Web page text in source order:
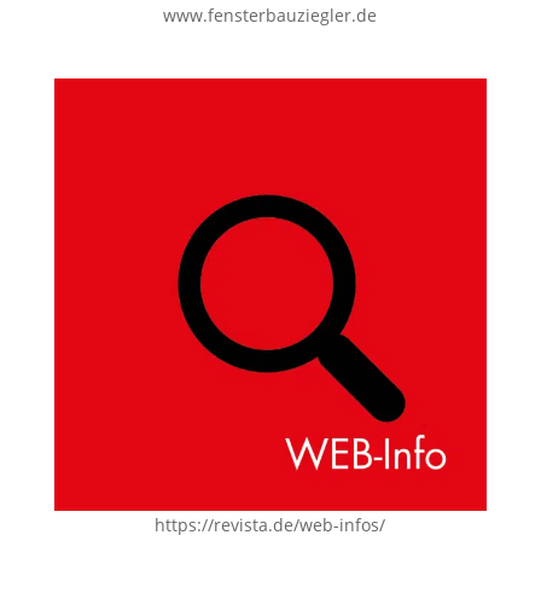
www.fensterbauziegler.de
https://revista.de/web-infos/